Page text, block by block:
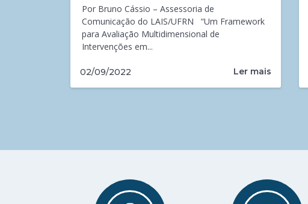
Por Bruno Cássio – Assessoria de
Comunicação do LAIS/UFRN “Um Framework
para Avaliação Multidimensional de
Intervenções em...
02/09/2022 Ler mais